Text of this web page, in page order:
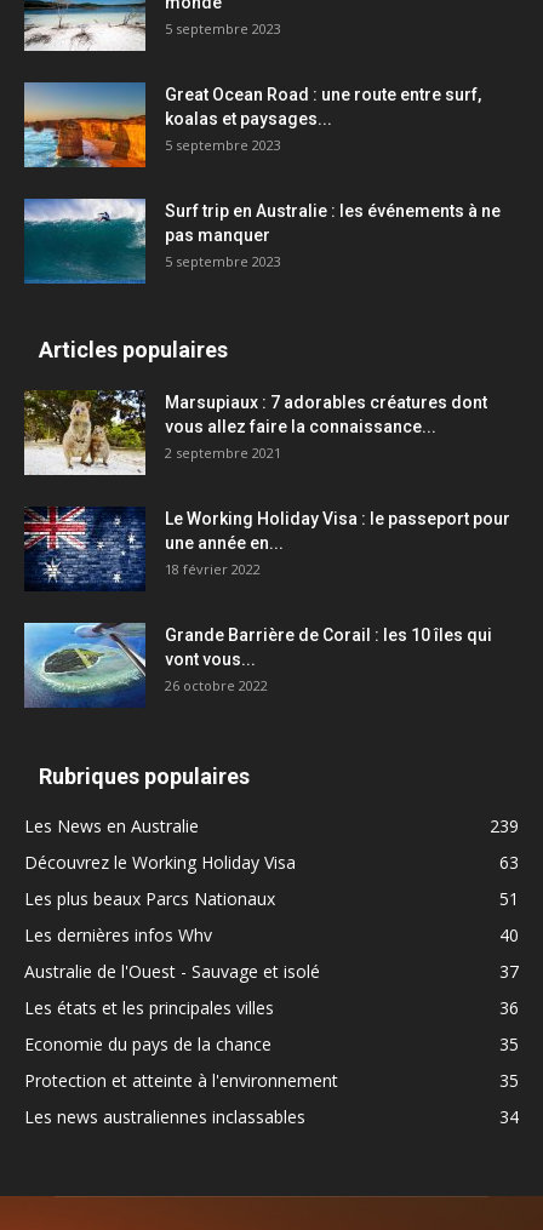
5 septembre 2023
Great Ocean Road : une route entre surf,
koalas et paysages...
5 septembre 2023
Surf trip en Australie : les événements à ne
pas manquer
5 septembre 2023
Articles populaires
Marsupiaux : 7 adorables créatures dont
vous allez faire la connaissance...
2 septembre 2021
Le Working Holiday Visa : le passeport pour
une année en...
18 février 2022
Grande Barrière de Corail : les 10 îles qui
vont vous...
26 octobre 2022
Rubriques populaires
Les News en Australie
239
Découvrez le Working Holiday Visa
63
Les plus beaux Parcs Nationaux
51
Les dernières infos Whv
40
Australie de l'Ouest - Sauvage et isolé
37
Les états et les principales villes
36
Economie du pays de la chance
35
Protection et atteinte à l'environnement
35
Les news australiennes inclassables
34